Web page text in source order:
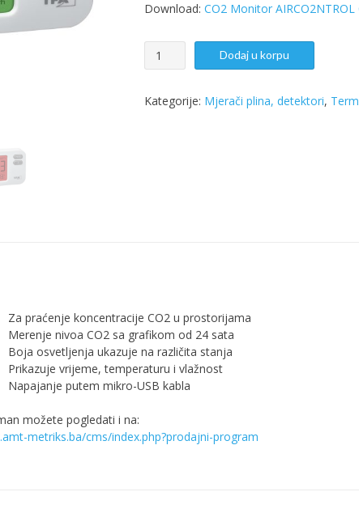
Download: CO2 Monitor AIRCO2NTROL
Mjerač
CO2,
Coach,
Dodaj u korpu
Kategorije: Mjerači plina, detektori,
Za praćenje koncentracije CO2 u prostorijama
Merenje nivoa CO2 sa grafikom od 24 sata
Boja osvetljenja ukazuje na različita stanja
Prikazuje vrijeme, temperaturu i vlažnost
Napajanje putem mikro-USB kabla
možete pogledati i na:
metriks.ba/cms/index.php?prodajni-program